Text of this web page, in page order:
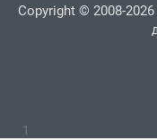
Copyright © 2008-2026
1